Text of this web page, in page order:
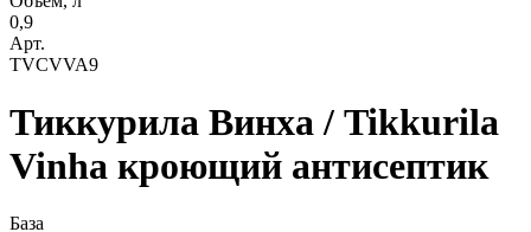
0,9
Арт.
TVCVVA9
Тиккурила Винха / Tikkurila
Vinha кроющий антисептик
База